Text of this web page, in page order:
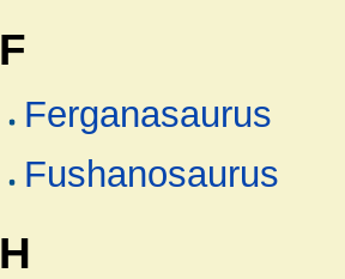
F
Ferganasaurus
Fushanosaurus
H